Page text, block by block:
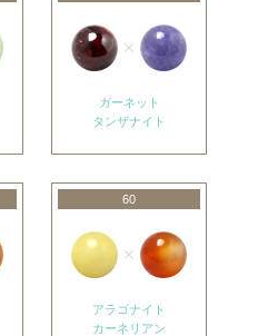
ガーネット
タンザナイト
60
アラゴナイト
カーネリアン